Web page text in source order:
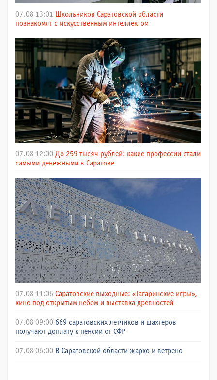
07.08 13:01
Школьников Саратовской области
познакомят с искусственным интеллектом
07.08 12:00 До 259 тысяч рублей: какие профессии стали
самыми денежными в Саратове
07.08 11:06 Саратовские выходные: «Гагаринские игры»,
кино под открытым небом и выставка древностей
07.08 09:00 669 саратовских летчиков и шахтеров
получают доплату к пенсии от СФР
07.08 06:00 В Саратовской области жарко и ветрено